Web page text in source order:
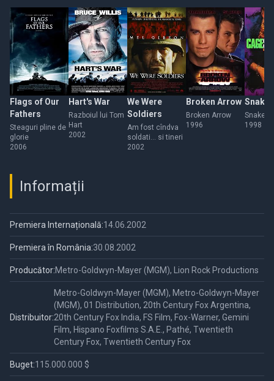
Flags of Our
Fathers
Steaguri pline de
glorie
2006
Hart's War
Razboiul lui Tom
Hart
2002
We Were
Soldiers
Am fost cîndva
soldati... si tineri
2002
Broken Arrow
Broken Arrow
1996
Snake
Snake
1998
Informații
Premiera Internațională:14.06.2002
Premiera în România:30.08.2002
Producător:Metro-Goldwyn-Mayer (MGM), Lion Rock Productions
Distribuitor:
Metro-Goldwyn-Mayer (MGM), Metro-Goldwyn-Mayer
(MGM), 01 Distribution, 20th Century Fox Argentina,
20th Century Fox India, FS Film, Fox-Warner, Gemini
Film, Hispano Foxfilms S.A.E., Pathé, Twentieth
Century Fox, Twentieth Century Fox
Buget:115.000.000 $